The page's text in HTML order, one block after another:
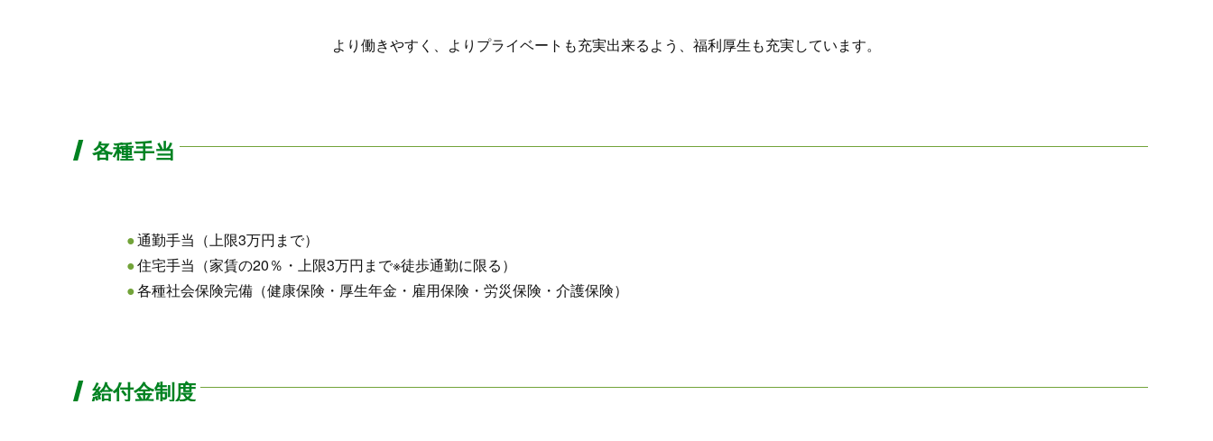
より働きやすく、よりプライベートも充実出来るよう、福利厚生も充実しています。
各種手当
通勤手当（上限3万円まで）
住宅手当（家賃の20％・上限3万円まで※徒歩通勤に限る）
各種社会保険完備（健康保険・厚生年金・雇用保険・労災保険・介護保険）
給付金制度